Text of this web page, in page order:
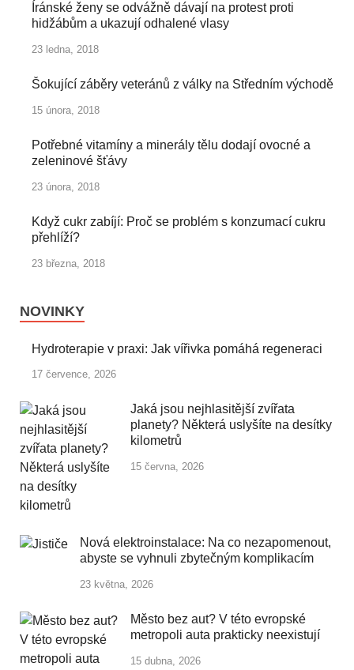
Íránské ženy se odvážně dávají na protest proti
hidžábům a ukazují odhalené vlasy
23 ledna, 2018
Šokující záběry veteránů z války na Středním východě
15 února, 2018
Potřebné vitamíny a minerály tělu dodají ovocné a
zeleninové šťávy
23 února, 2018
Když cukr zabíjí: Proč se problém s konzumací cukru
přehlíží?
23 března, 2018
NOVINKY
Hydroterapie v praxi: Jak vířivka pomáhá regeneraci
17 července, 2026
Jaká jsou nejhlasitější zvířata
planety? Některá uslyšíte na desítky
kilometrů
15 června, 2026
Nová elektroinstalace: Na co nezapomenout,
abyste se vyhnuli zbytečným komplikacím
23 května, 2026
Město bez aut? V této evropské
metropoli auta prakticky neexistují
15 dubna, 2026